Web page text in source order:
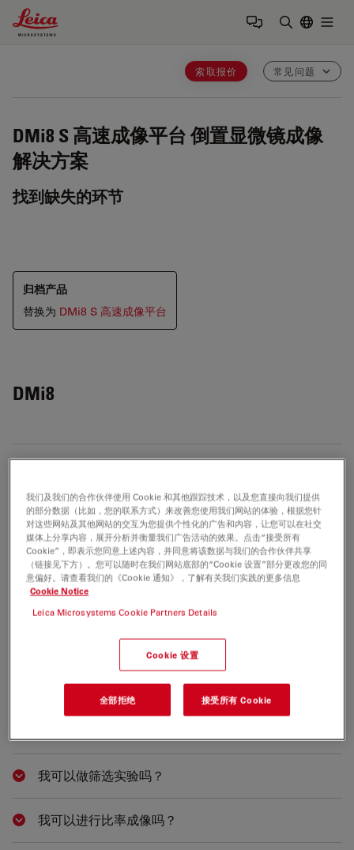
Leica Microsystems Logo
索取报价 常见问题
DMi8 S 高速成像平台 倒置显微镜成像
解决方案
找到缺失的环节
归档产品
替换为 DMi8 S 高速成像平台
DMi8
什么是倒置显微镜？
Show answer
倒置显微镜一般用于哪些行业的试样？
Show answer
什么是无限远端口？
我可以使用 Leica DMi8 进行体外诊断 (IVD) 吗？
我想在遮光罩中使用显微镜，需要进行任何修改吗？
如何使用 Leica DMi8 构建自己的研究解决方案？
Show answer
Show answer
我可以做筛选实验吗？
Show answer
我可以进行比率成像吗？
我们及我们的合作伙伴使用 Cookie 和其他跟踪技术，以及您直接向我们提供
的部分数据（比如，您的联系方式）来改善您使用我们网站的体验，根据您针
对这些网站及其他网站的交互为您提供个性化的广告和内容，让您可以在社交
媒体上分享内容，展开分析并衡量我们广告活动的效果。点击“接受所有
Cookie”，即表示您同意上述内容，并同意将该数据与我们的合作伙伴共享
（链接见下方）。您可以随时在我们网站底部的“Cookie 设置”部分更改您的同
意偏好。请查看我们的《Cookie 通知》，了解有关我们实践的更多信息
Cookie Notice
Leica Microsystems Cookie Partners Details
Cookie 设置
全部拒绝 接受所有 Cookie